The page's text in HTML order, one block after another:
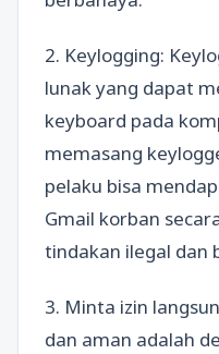
2. Keylogging:
lunak yang dapat
keyboard pada
memasang
pelaku bisa
Gmail korban
tindakan ilegal dan
3. Minta izin
dan aman adalah